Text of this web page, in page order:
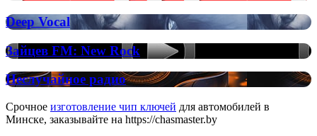
FM:
Deep
Vocal
House
Deep
Vocal
Deep Vocal
Зайцев
FM:
New
Rock
Зайцев FM: New Rock
Неслучайное
радио
Неслучайное радио
Срочное изготовление чип ключей для автомобилей в
Минске, заказывайте на https://chasmaster.by